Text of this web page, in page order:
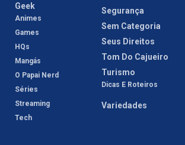
Geek
Animes
Games
HQs
Mangás
O Papai Nerd
Séries
Streaming
Tech
Segurança
Sem Categoria
Seus Direitos
Tom Do Cajueiro
Turismo
Dicas E Roteiros
Variedades